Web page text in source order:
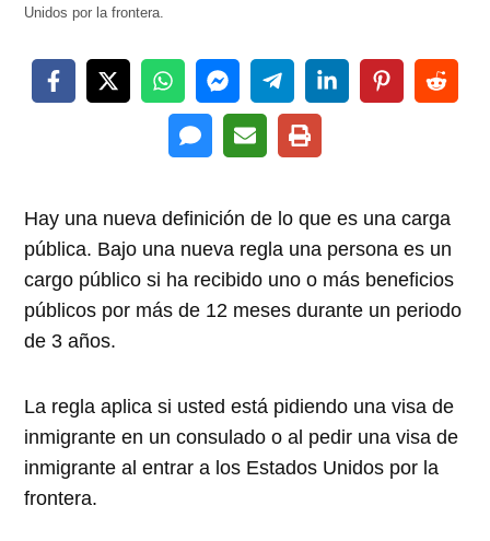
Unidos por la frontera.
Hay una nueva definición de lo que es una carga
pública. Bajo una nueva regla una persona es un
cargo público si ha recibido uno o más beneficios
públicos por más de 12 meses durante un periodo
de 3 años.
La regla aplica si usted está pidiendo una visa de
inmigrante en un consulado o al pedir una visa de
inmigrante al entrar a los Estados Unidos por la
frontera.